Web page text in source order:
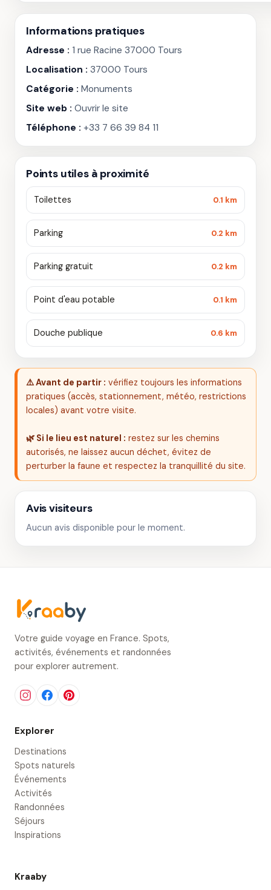
Informations pratiques
Adresse : 1 rue Racine 37000 Tours
Localisation : 37000 Tours
Catégorie : Monuments
Site web : Ouvrir le site
Téléphone : +33 7 66 39 84 11
Points utiles à proximité
Toilettes 0.1 km
Parking 0.2 km
Parking gratuit 0.2 km
Point d'eau potable 0.1 km
Douche publique 0.6 km
⚠️ Avant de partir : vérifiez toujours les informations
pratiques (accès, stationnement, météo, restrictions
locales) avant votre visite.
🌿 Si le lieu est naturel : restez sur les chemins
autorisés, ne laissez aucun déchet, évitez de
perturber la faune et respectez la tranquillité du site.
Avis visiteurs
Aucun avis disponible pour le moment.
Votre guide voyage en France. Spots,
activités, événements et randonnées
pour explorer autrement.
Explorer
Destinations
Spots naturels
Événements
Activités
Randonnées
Séjours
Inspirations
Kraaby